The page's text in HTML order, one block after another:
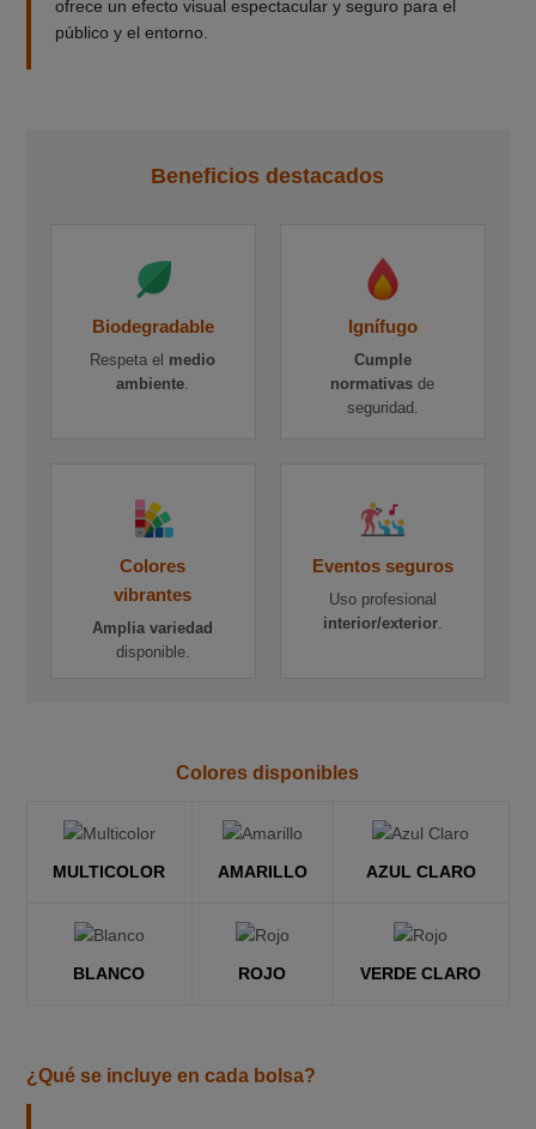
ofrece un efecto visual espectacular y seguro para el
público y el entorno.
Beneficios destacados
Biodegradable
Respeta el medio
ambiente
Ignífugo
Cumple
normativas de
seguridad.
Colores
vibrantes
Amplia variedad
disponible.
Eventos seguros
Uso profesional
interior/exterior.
Colores disponibles
MULTICOLOR AMARILLO AZUL CLARO
BLANCO ROJO VERDE CLARO
¿Qué se incluye en cada bolsa?